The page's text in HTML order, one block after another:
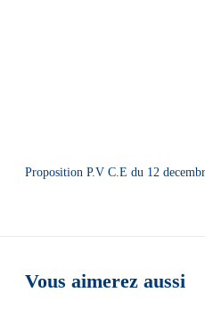
Proposition P.V C.E du 12
Vous aimerez aussi